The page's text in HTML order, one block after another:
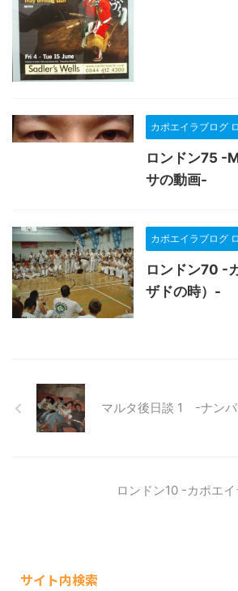
カポエイラブログ
ロンドン75 -
サの動画-
カポエイラブログ
ロンドン70 -
ザドの時）-
マルタ後日談 1 -ナン
ロンドン10 -カポエ
サイト内検索